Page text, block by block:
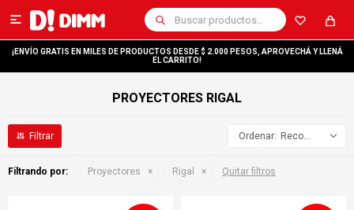

¡ENVÍO GRATIS EN MILES DE PRODUCTOS DESDE $ 2.000 PESOS, APROVECHÁ Y LLENÁ
EL CARRITO!
PROYECTORES RIGAL
Recomendados
Filtrando por: Proyectores Rigal Quitar filtros